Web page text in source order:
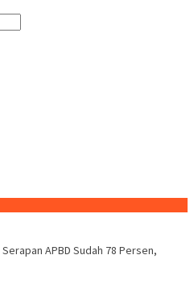
Serapan APBD Sudah 78 Persen,